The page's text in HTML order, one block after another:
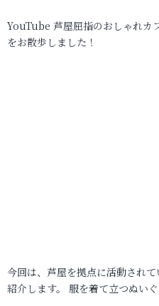
YouTube 芦屋屈指のおしゃれカ
をお散歩しました！
今回は、芦屋を拠点に活動され
紹介します。 服を着て立つぬい